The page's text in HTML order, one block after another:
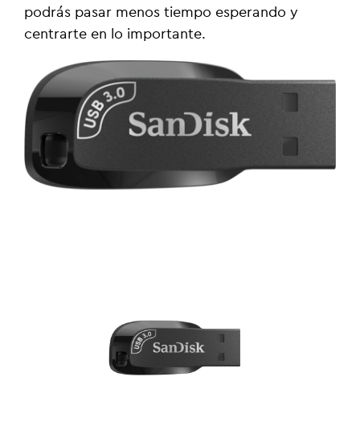
podrás pasar menos tiempo esperando y
centrarte en lo importante.